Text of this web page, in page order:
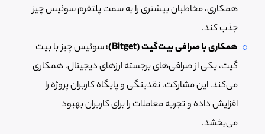
همکاری، مخاطبان بیشتری را به سمت پلتفرم سوئیس چیز
جذب کند.
همکاری با صرافی بیت‌گیت (Bitget):
سوئیس چیز با بیت
گیت، یکی از صرافی‌های برجسته ارزهای دیجیتال، همکاری
می‌کند. این مشارکت، نقدینگی و پایگاه کاربران پروژه را
افزایش داده و تجربه معاملات را برای کاربران بهبود
می‌بخشد.